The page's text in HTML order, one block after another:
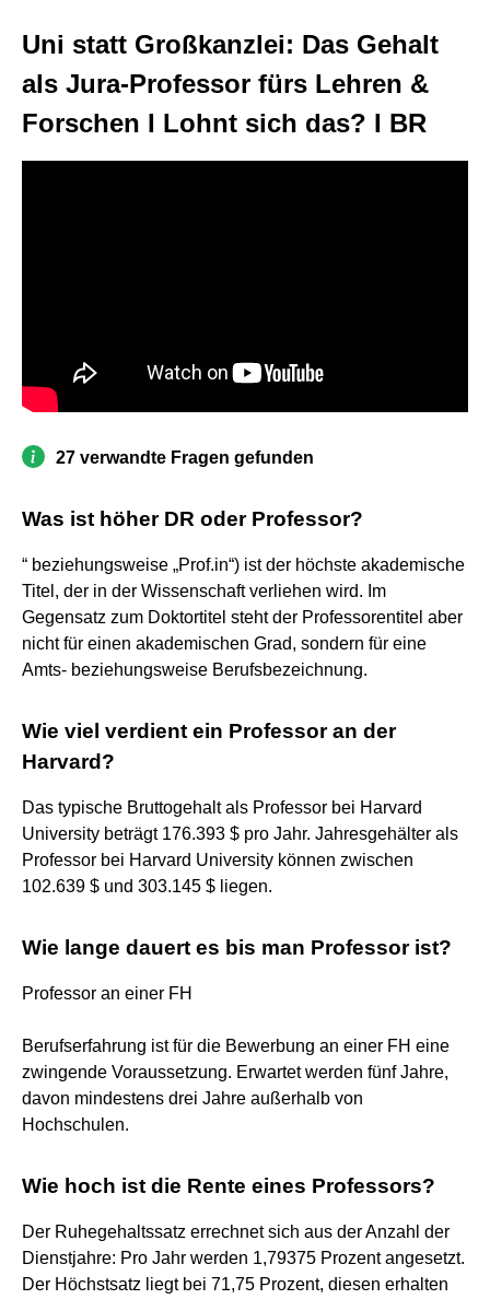
Uni statt Großkanzlei: Das Gehalt
als Jura-Professor fürs Lehren &
Forschen I Lohnt sich das? I BR
27 verwandte Fragen gefunden
Was ist höher DR oder Professor?
“ beziehungsweise „Prof.in“) ist der höchste akademische
Titel, der in der Wissenschaft verliehen wird. Im
Gegensatz zum Doktortitel steht der Professorentitel aber
nicht für einen akademischen Grad, sondern für eine
Amts- beziehungsweise Berufsbezeichnung.
Wie viel verdient ein Professor an der
Harvard?
Das typische Bruttogehalt als Professor bei Harvard
University beträgt 176.393 $ pro Jahr. Jahresgehälter als
Professor bei Harvard University können zwischen
102.639 $ und 303.145 $ liegen.
Wie lange dauert es bis man Professor ist?
Professor an einer FH
Berufserfahrung ist für die Bewerbung an einer FH eine
zwingende Voraussetzung. Erwartet werden fünf Jahre,
davon mindestens drei Jahre außerhalb von
Hochschulen.
Wie hoch ist die Rente eines Professors?
Der Ruhegehaltssatz errechnet sich aus der Anzahl der
Dienstjahre: Pro Jahr werden 1,79375 Prozent angesetzt.
Der Höchstsatz liegt bei 71,75 Prozent, diesen erhalten